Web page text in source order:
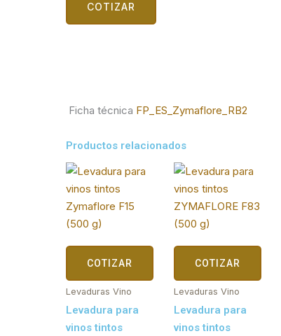
ZYMAFLORE
RB2
COTIZAR
Ficha técnica FP_ES_Zymaflore_RB2
Productos relacionados
COTIZAR
Levaduras Vino
Levadura para
vinos tintos
COTIZAR
Levaduras Vino
Levadura para
vinos tintos